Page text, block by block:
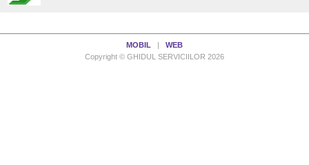
MOBIL
WEB
Copyright © GHIDUL SERVICIILOR 2026